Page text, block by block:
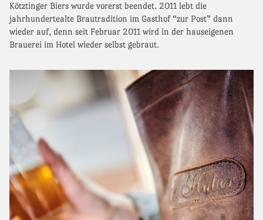
Kötztinger Biers wurde vorerst beendet. 2011 lebt die
jahrhundertealte Brautradition im Gasthof “zur Post” dann
wieder auf, denn seit Februar 2011 wird in der hauseigenen
Brauerei im Hotel wieder selbst gebraut.